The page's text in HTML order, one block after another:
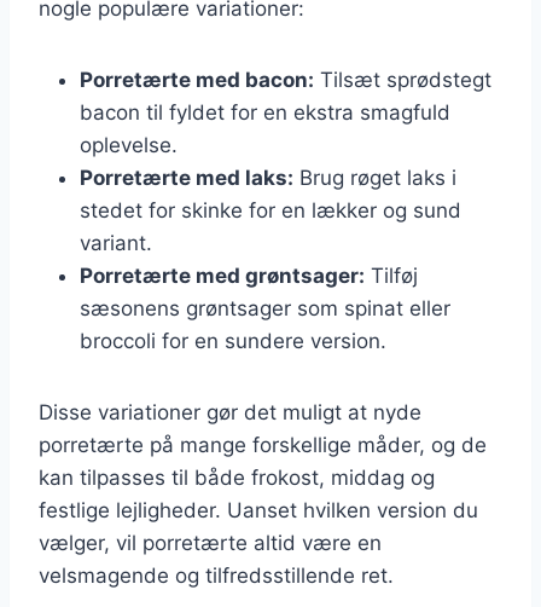
nogle populære variationer:
Porretærte med bacon: Tilsæt sprødstegt
bacon til fyldet for en ekstra smagfuld
oplevelse.
Porretærte med laks: Brug røget laks i
stedet for skinke for en lækker og sund
variant.
Porretærte med grøntsager: Tilføj
sæsonens grøntsager som spinat eller
broccoli for en sundere version.
Disse variationer gør det muligt at nyde
porretærte på mange forskellige måder, og de
kan tilpasses til både frokost, middag og
festlige lejligheder. Uanset hvilken version du
vælger, vil porretærte altid være en
velsmagende og tilfredsstillende ret.